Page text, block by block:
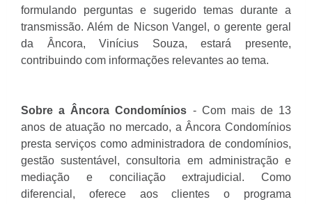
formulando perguntas e sugerido temas durante a
transmissão. Além de Nicson Vangel, o gerente geral
da Âncora, Vinícius Souza, estará presente,
contribuindo com informações relevantes ao tema.
Sobre a Âncora Condomínios - Com mais de 13
anos de atuação no mercado, a Âncora Condomínios
presta serviços como administradora de condomínios,
gestão sustentável, consultoria em administração e
mediação e conciliação extrajudicial. Como
diferencial, oferece aos clientes o programa